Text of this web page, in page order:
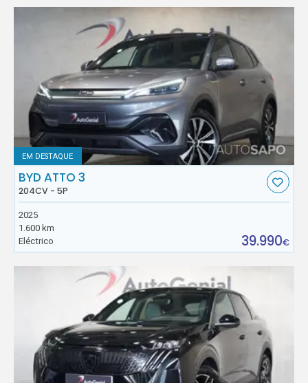
EM DESTAQUE
BYD ATTO 3
204CV - 5P
2025
1.600 km
Eléctrico
39.990€